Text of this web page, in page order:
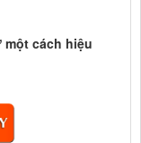
cách hiệu